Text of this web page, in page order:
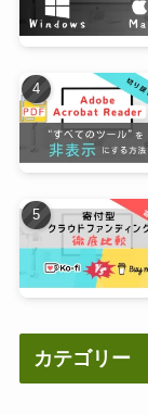
カテゴリー